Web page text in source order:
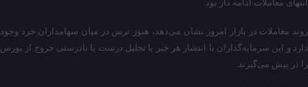
انتهای معاملات ادامه ‌دار بود.
روند معاملات در بازار امروز نشان می‌دهد، هنوز ترس در میان سهامداران خرد وجود
دارد و این سرمایه‌گذاران با انتشار هر خبر یا تحلیل درست یا نادرستی خروج از بورس
را در پیش می‌گیرند.